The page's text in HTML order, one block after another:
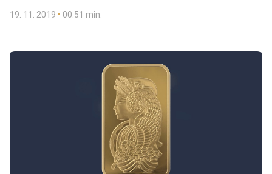
19. 11. 2019 • 00:51 min.